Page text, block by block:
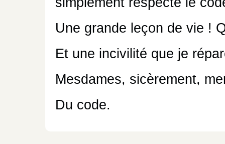
Une grande leçon de vie !
Et une incivilité que je
Mesdames, sicèrement,
Du code.